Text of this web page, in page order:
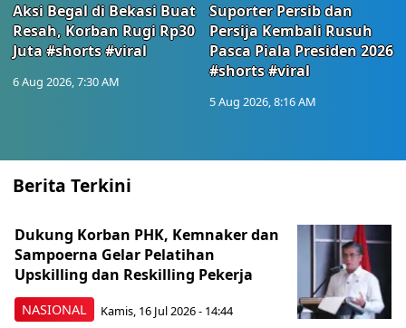
Aksi Begal di Bekasi Buat
Resah, Korban Rugi Rp30
Juta #shorts #viral
6 Aug 2026, 7:30 AM
Suporter Persib dan
Persija Kembali Rusuh
Pasca Piala Presiden 2026
#shorts #viral
5 Aug 2026, 8:16 AM
Berita Terkini
NASIONAL
Dukung Korban PHK, Kemnaker dan
Sampoerna Gelar Pelatihan
Upskilling dan Reskilling Pekerja
Kamis, 16 Jul 2026 - 14:44